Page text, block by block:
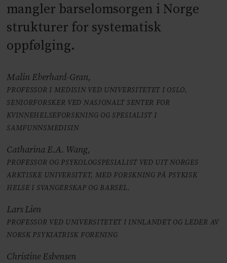
mangler barselomsorgen i Norge
strukturer for systematisk
oppfølging.
Malin Eberhard-Gran,
PROFESSOR I MEDISIN VED UNIVERSITETET I OSLO,
SENIORFORSKER VED NASJONALT SENTER FOR
KVINNEHELSEFORSKNING OG SPESIALIST I
SAMFUNNSMEDISIN
Catharina E.A. Wang,
PROFESSOR OG PSYKOLOGSPESIALIST VED UIT NORGES
ARKTISKE UNIVERSITET, MED FORSKNING PÅ PSYKISK
HELSE I SVANGERSKAP OG BARSEL.
Lars Lien
PROFESSOR VED UNIVERSITETET I INNLANDET OG LEDER AV
NORSK PSYKIATRISK FORENING
Christine Esbensen